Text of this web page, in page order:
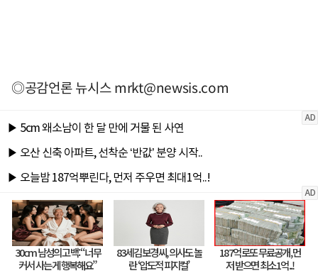
◎공감언론 뉴시스mrkt@newsis.com